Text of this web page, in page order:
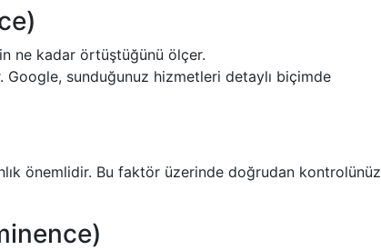
ne kadar örtüştüğünü ölçer.
sunduğunuz hizmetleri detaylı biçimde
önemlidir. Bu faktör üzerinde doğrudan kontrolünüz